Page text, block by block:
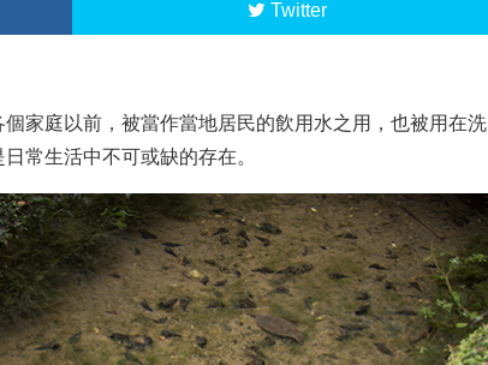
Twitter
家庭以前，被當作當地居民的飲用水之用，也被用在洗
常生活中不可或缺的存在。